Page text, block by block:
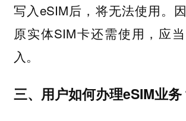
写入eSIM后，将无法使用。
原实体SIM卡还需使用，应
入。
三、用户如何办理eSIM业务